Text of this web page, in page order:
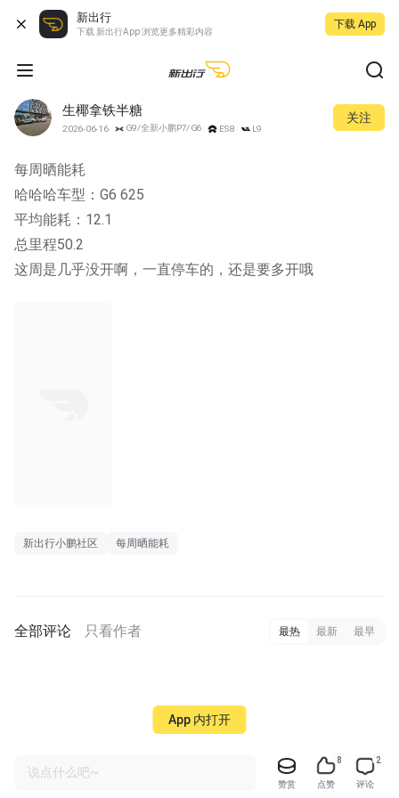
新出行
下载 新出行App 浏览更多精彩内容
下载 App
生椰拿铁半糖
2026-06-16 G9/全新小鹏P7/G6 ES8 L9
关注
每周晒能耗
哈哈哈车型：G6 625
平均能耗：12.1
总里程50.2
这周是几乎没开啊，一直停车的，还是要多开哦
新出行小鹏社区 每周晒能耗
全部评论 只看作者 最热 最新 最早
说点什么吧~
赞赏
8
点赞
2
评论
App 内打开